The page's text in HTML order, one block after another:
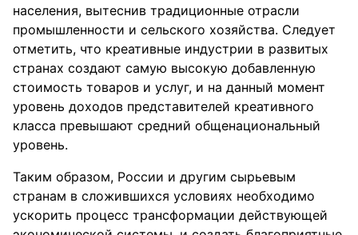
населения, вытеснив традиционные отрасли
промышленности и сельского хозяйства. Следует
отметить, что креативные индустрии в развитых
странах создают самую высокую добавленную
стоимость товаров и услуг, и на данный момент
уровень доходов представителей креативного
класса превышают средний общенациональный
уровень.
Таким образом, России и другим сырьевым
странам в сложившихся условиях необходимо
ускорить процесс трансформации действующей